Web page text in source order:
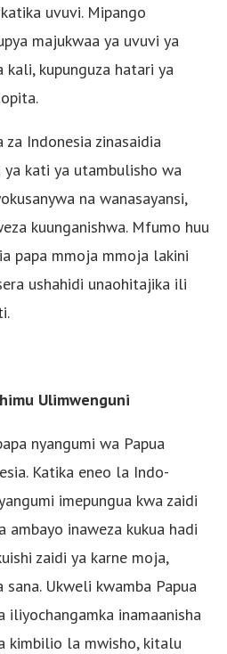
uvuvi. Mipango
majukwaa ya uvuvi ya
kali, kupunguza hatari ya
za Indonesia zinasaidia
kati ya utambulisho wa
na wanasayansi,
kuunganishwa. Mfumo huu
papa mmoja mmoja lakini
ushahidi unaohitajika ili
Ulimwenguni
nyangumi wa Papua
Katika eneo la Indo-
imepungua kwa zaidi
ambayo inaweza kukua hadi
zaidi ya karne moja,
Ukweli kwamba Papua
iliyochangamka inamaanisha
kimbilio la mwisho, kitalu